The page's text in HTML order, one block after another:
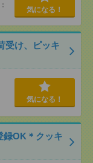
気になる！
受け、ピッキ
気になる！
録OK＊クッキ